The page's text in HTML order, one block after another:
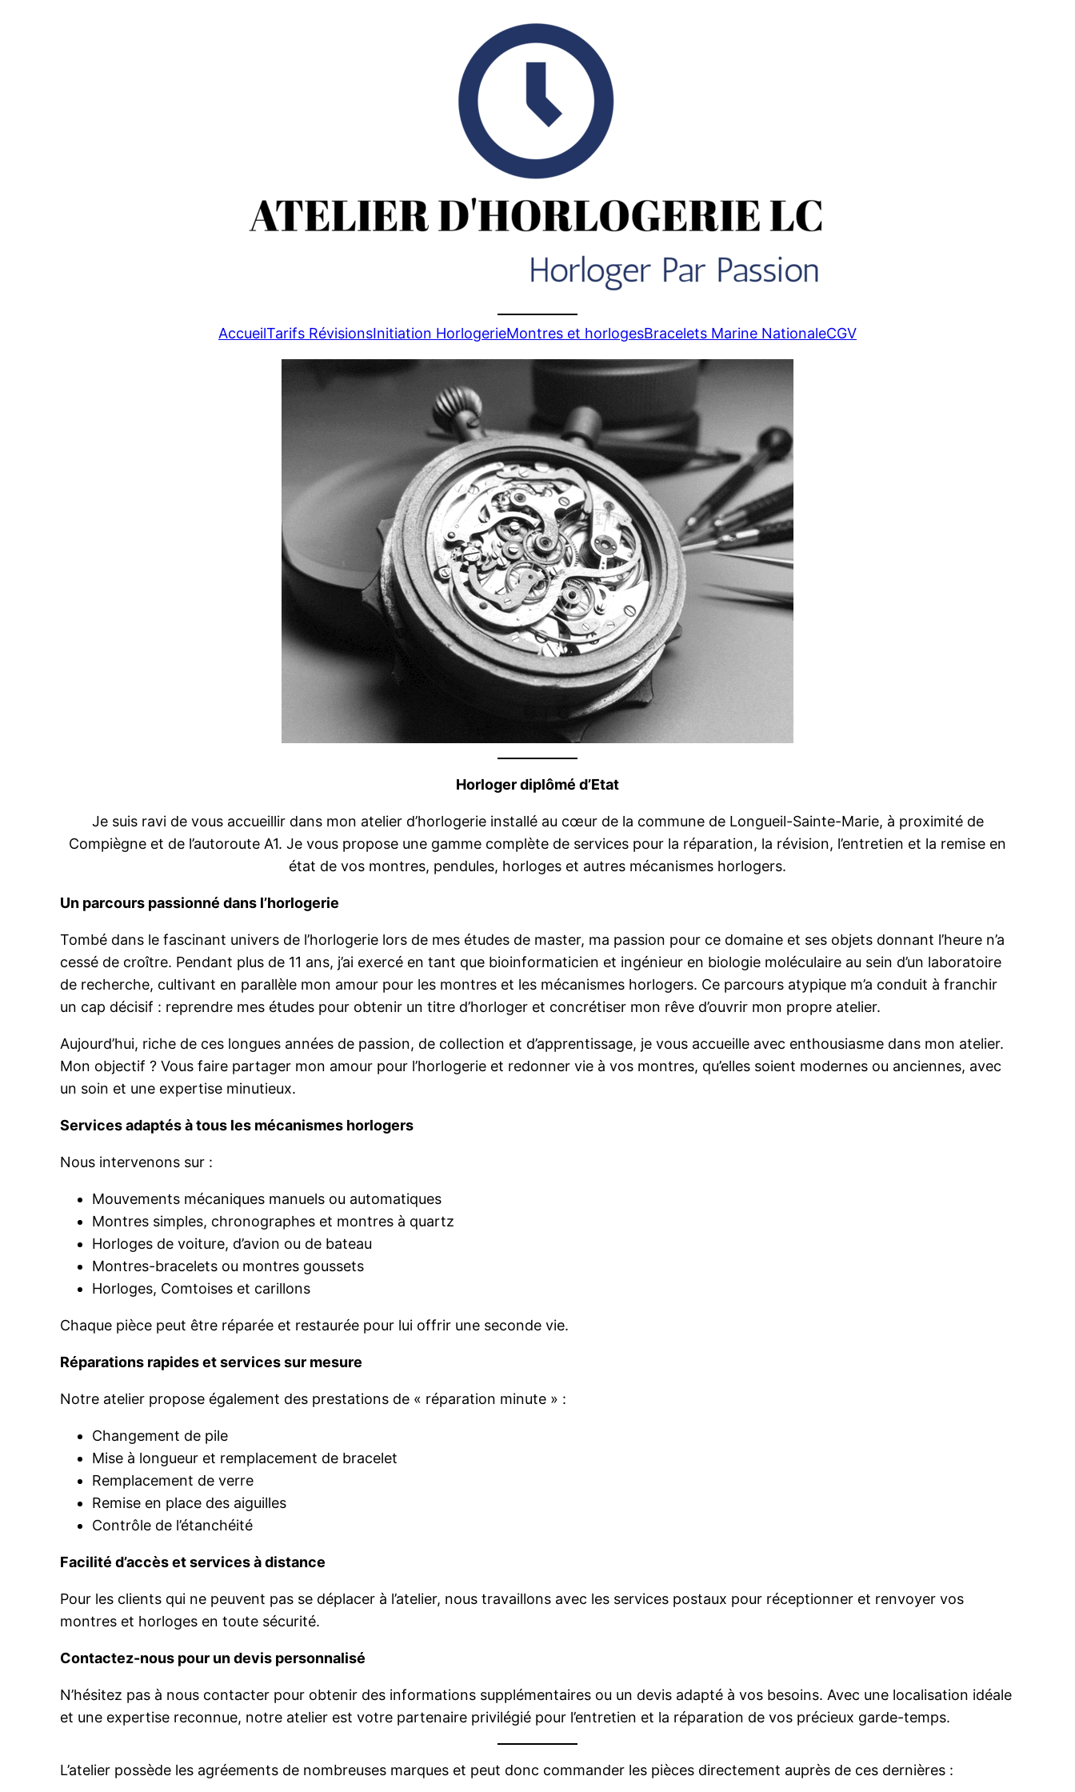
AccueilTarifs RévisionsInitiation HorlogerieMontres et horlogesBracelets Marine NationaleCGV
Horloger diplômé d’Etat
Je suis ravi de vous accueillir dans mon atelier d’horlogerie installé au cœur de la commune de Longueil-Sainte-Marie, à proximité de
Compiègne et de l’autoroute A1. Je vous propose une gamme complète de services pour la réparation, la révision, l’entretien et la remise en
état de vos montres, pendules, horloges et autres mécanismes horlogers.
Un parcours passionné dans l’horlogerie
Tombé dans le fascinant univers de l’horlogerie lors de mes études de master, ma passion pour ce domaine et ses objets donnant l’heure n’a
cessé de croître. Pendant plus de 11 ans, j’ai exercé en tant que bioinformaticien et ingénieur en biologie moléculaire au sein d’un laboratoire
de recherche, cultivant en parallèle mon amour pour les montres et les mécanismes horlogers. Ce parcours atypique m’a conduit à franchir
un cap décisif : reprendre mes études pour obtenir un titre d’horloger et concrétiser mon rêve d’ouvrir mon propre atelier.
Aujourd’hui, riche de ces longues années de passion, de collection et d’apprentissage, je vous accueille avec enthousiasme dans mon atelier.
Mon objectif ? Vous faire partager mon amour pour l’horlogerie et redonner vie à vos montres, qu’elles soient modernes ou anciennes, avec
un soin et une expertise minutieux.
Services adaptés à tous les mécanismes horlogers
Nous intervenons sur :
Mouvements mécaniques manuels ou automatiques
Montres simples, chronographes et montres à quartz
Horloges de voiture, d’avion ou de bateau
Montres-bracelets ou montres goussets
Horloges, Comtoises et carillons
Chaque pièce peut être réparée et restaurée pour lui offrir une seconde vie.
Réparations rapides et services sur mesure
Notre atelier propose également des prestations de « réparation minute » :
Changement de pile
Mise à longueur et remplacement de bracelet
Remplacement de verre
Remise en place des aiguilles
Contrôle de l’étanchéité
Facilité d’accès et services à distance
Pour les clients qui ne peuvent pas se déplacer à l’atelier, nous travaillons avec les services postaux pour réceptionner et renvoyer vos
montres et horloges en toute sécurité.
Contactez-nous pour un devis personnalisé
N’hésitez pas à nous contacter pour obtenir des informations supplémentaires ou un devis adapté à vos besoins. Avec une localisation idéale
et une expertise reconnue, notre atelier est votre partenaire privilégié pour l’entretien et la réparation de vos précieux garde-temps.
L’atelier possède les agréements de nombreuses marques et peut donc commander les pièces directement auprès de ces dernières :